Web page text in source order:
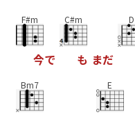
F#m
今で
C#m
も まだ
D
Bm7 E